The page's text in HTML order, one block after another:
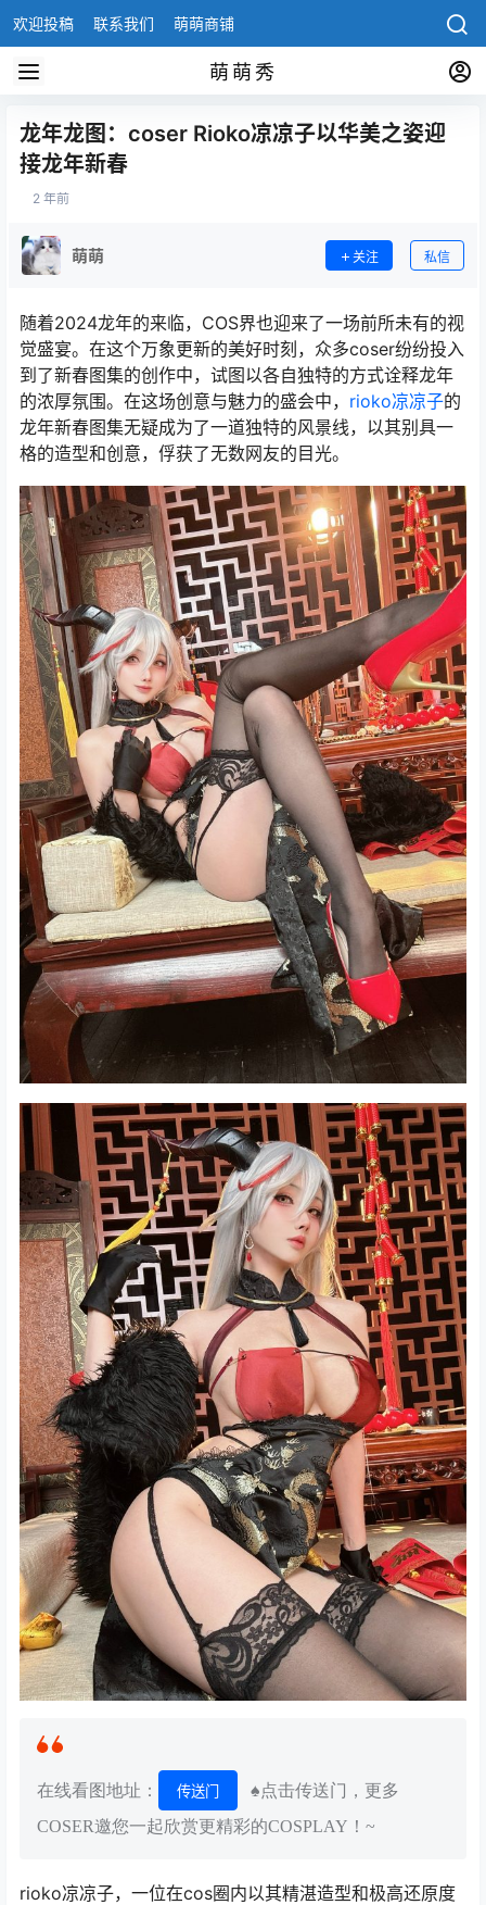
欢迎投稿 联系我们 萌萌商铺
萌萌秀
龙年龙图：coser Rioko凉凉子以华美之姿迎
接龙年新春
2 年前
萌萌 关注 私信
随着2024龙年的来临，COS界也迎来了一场前所未有的视
觉盛宴。在这个万象更新的美好时刻，众多coser纷纷投入
到了新春图集的创作中，试图以各自独特的方式诠释龙年
的浓厚氛围。在这场创意与魅力的盛会中， rioko凉凉子的
龙年新春图集无疑成为了一道独特的风景线，以其别具一
格的造型和创意，俘获了无数网友的目光。
在线看图地址： 传送门
♠点击传送门，更多
COSER邀您一起欣赏更精彩的COSPLAY！~
rioko凉凉子，一位在cos圈内以其精湛造型和极高还原度